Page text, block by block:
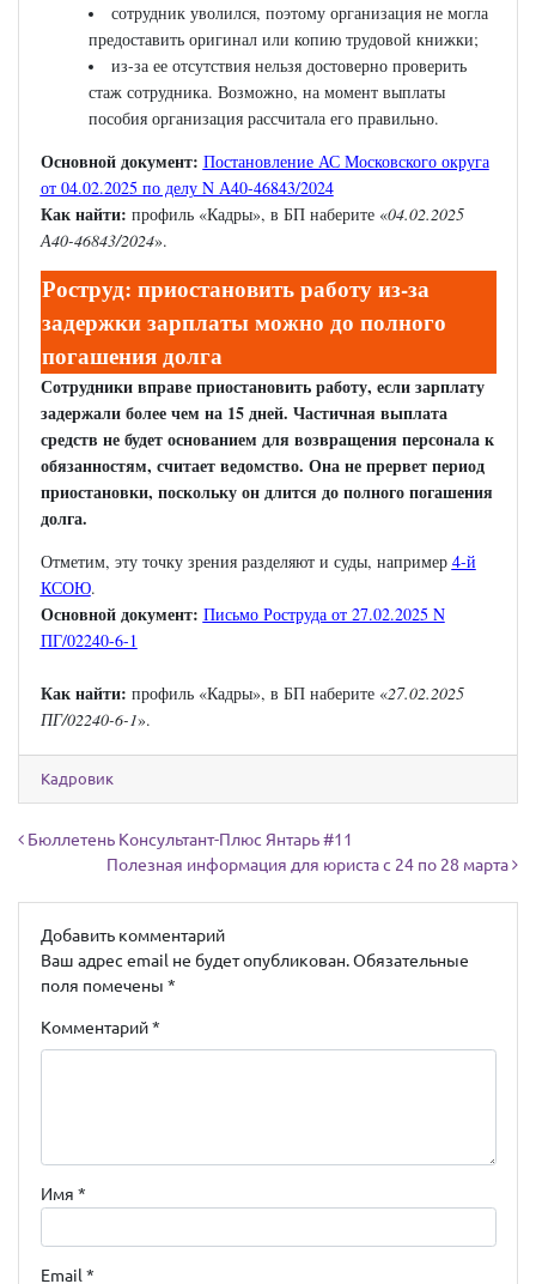
сотрудник уволился, поэтому организация не могла
предоставить оригинал или копию трудовой книжки;
из-за ее отсутствия нельзя достоверно проверить
стаж сотрудника. Возможно, на момент выплаты
пособия организация рассчитала его правильно.
Основной документ: Постановление АС Московского округа
от 04.02.2025 по делу N А40-46843/2024
Как найти: профиль «Кадры», в БП наберите «04.02.2025
А40-46843/2024».
Роструд: приостановить работу из-за
задержки зарплаты можно до полного
погашения долга
Сотрудники вправе приостановить работу, если зарплату
задержали более чем на 15 дней. Частичная выплата
средств не будет основанием для возвращения персонала к
обязанностям, считает ведомство. Она не прервет период
приостановки, поскольку он длится до полного погашения
долга.
Отметим, эту точку зрения разделяют и суды, например 4-й
КСОЮ.
Основной документ: Письмо Роструда от 27.02.2025 N
ПГ/02240-6-1
Как найти: профиль «Кадры», в БП наберите «27.02.2025
ПГ/02240-6-1».
Кадровик
Навигация по записям
Бюллетень Консультант-Плюс Янтарь #11
Полезная информация для юриста с 24 по 28 марта
Добавить комментарий
Ваш адрес email не будет опубликован. Обязательные
поля помечены *
Комментарий*
Имя *
Email*